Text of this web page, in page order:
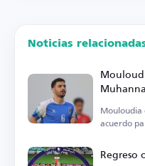
Noticias
acuerdo
Regreso